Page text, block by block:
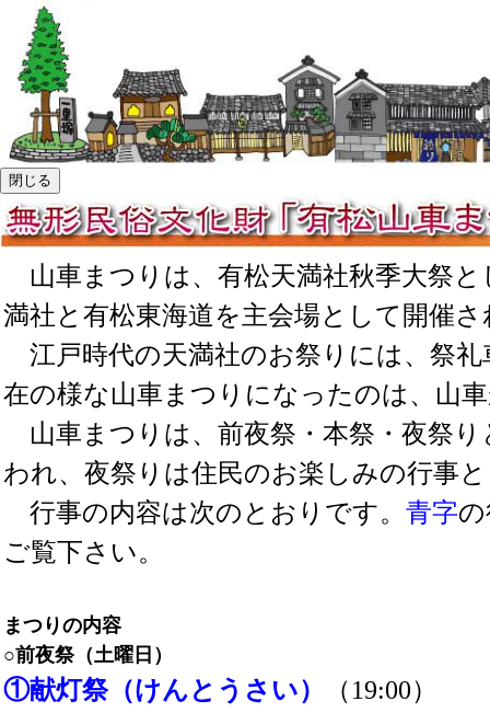
山車まつりは、有松天満社秋季大祭
満社と有松東海道を主会場として開催
江戸時代の天満社のお祭りには、祭
在の様な山車まつりになったのは、山
山車まつりは、前夜祭・本祭・夜祭
われ、夜祭りは住民のお楽しみの行事
行事の内容は次のとおりです。 青字
ご覧下さい。
まつりの内容
○前夜祭（土曜日）
①献灯祭（けんとうさい）
（19:00）